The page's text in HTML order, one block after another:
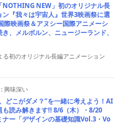
NOTHING NEW」初のオリジナル長
『我々は宇宙人』世界3映画祭に選
際映画祭＆アヌシー国際アニメーシ
、メルボルン、ニュージーランド、
初のオリジナル長編アニメーション
:興味深い
どこがダメ？”を一緒に考えよう！AI
も読み解きます!! 8/6（木）・8/20
ナー「デザインの基礎知識Vol.3・Vo